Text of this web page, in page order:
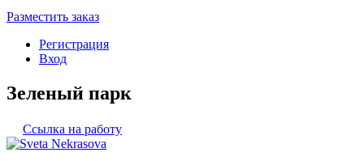
Разместить заказ
Регистрация
Вход
Зеленый парк
Ссылка на работу